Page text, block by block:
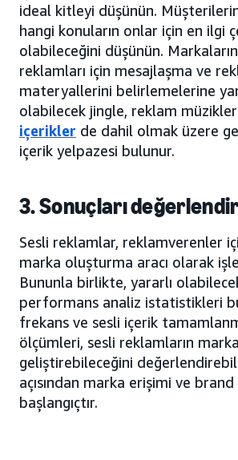
ideal kitleyi düşünün. Müşterilerin
hangi konuların onlar için en ilgi
olabileceğini düşünün.
reklamları için mesajlaşma ve
materyallerini belirlemelerine
olabilecek jingle, reklam
içerikler de dahil olmak üzere
içerik yelpazesi bulunur.
3. Sonuçları
Sesli reklamlar, reklamverenler
marka oluşturma aracı olarak
Bununla birlikte, yararlı
performans analiz istatistikleri
frekans ve sesli içerik
ölçümleri, sesli reklamların
geliştirebileceğini
açısından marka erişimi ve
başlangıçtır.